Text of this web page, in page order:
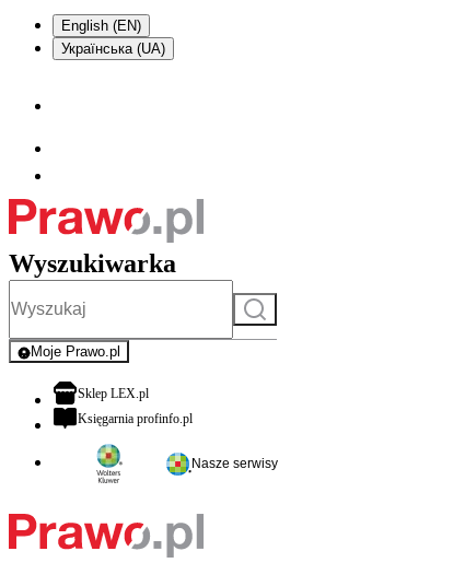
English (EN)
Українська (UA)
Wyszukiwarka
Szukaj
Moje Prawo.pl
- rejestracja i logowanie do serwisu
Sklep LEX.plotwiera się w nowej karcie
Księgarnia profinfo.plotwiera się w nowej karcie
Nasze serwisy